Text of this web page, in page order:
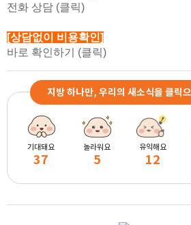
전화 상담 (클릭)
[상담없이 비용확인]
바로 확인하기 (클릭)
지방 하나만, 우리의 새소식을 클릭
기대돼요
37
놀라워요
5
유익해요
12